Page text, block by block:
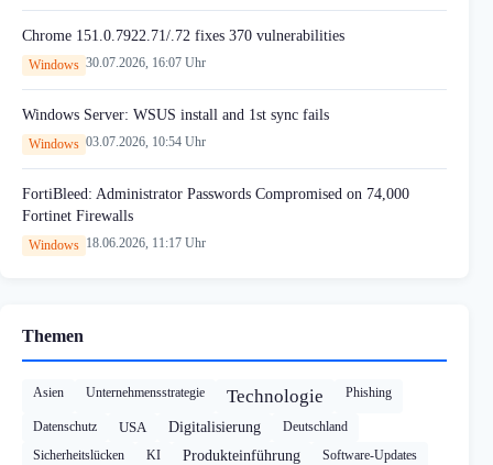
Chrome 151.0.7922.71/.72 fixes 370 vulnerabilities
Windows 30.07.2026, 16:07 Uhr
Windows Server: WSUS install and 1st sync fails
Windows 03.07.2026, 10:54 Uhr
FortiBleed: Administrator Passwords Compromised on 74,000
Fortinet Firewalls
Windows 18.06.2026, 11:17 Uhr
Themen
Asien Unternehmensstrategie Technologie Phishing
Datenschutz USA Digitalisierung
Deutschland
Sicherheitslücken
KI Produkteinführung
Software-Updates